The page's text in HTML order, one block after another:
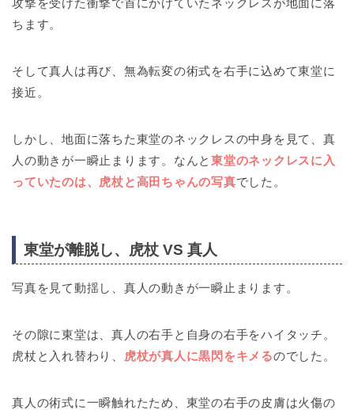
攻撃を受けた衝撃で首にかけていたネックレスが地面に落
ちます。
そして真人は再び、無為転変の術式を右手に込めて東堂に
接近。
しかし、地面に落ちた東堂のネックレスの中身を見て、真
人の動きが一瞬止まります。なんと東堂のネックレスに入
っていたのは、虎杖と高田ちゃんの写真でした。
東堂が離脱し、虎杖 VS 真人
写真を見て動揺し、真人の動きが一瞬止まります。
その隙に東堂は、真人の右手と自身の右手をハイタッチ。
虎杖と入れ替わり、
虎杖が真人に黒閃をキメるのでした。
真人の術式に一瞬触れたため、東堂の右手の皮膚は火傷の